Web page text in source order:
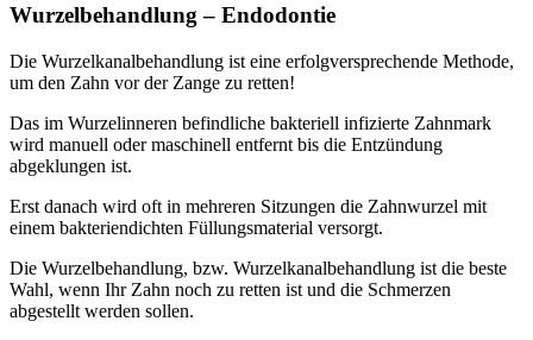
Wurzelbehandlung – Endodontie
Die Wurzelkanalbehandlung ist eine erfolgversprechende Methode,
um den Zahn vor der Zange zu retten!
Das im Wurzelinneren befindliche bakteriell infizierte Zahnmark
wird manuell oder maschinell entfernt bis die Entzündung
abgeklungen ist.
Erst danach wird oft in mehreren Sitzungen die Zahnwurzel mit
einem bakteriendichten Füllungsmaterial versorgt.
Die Wurzelbehandlung, bzw. Wurzelkanalbehandlung ist die beste
Wahl, wenn Ihr Zahn noch zu retten ist und die Schmerzen
abgestellt werden sollen.